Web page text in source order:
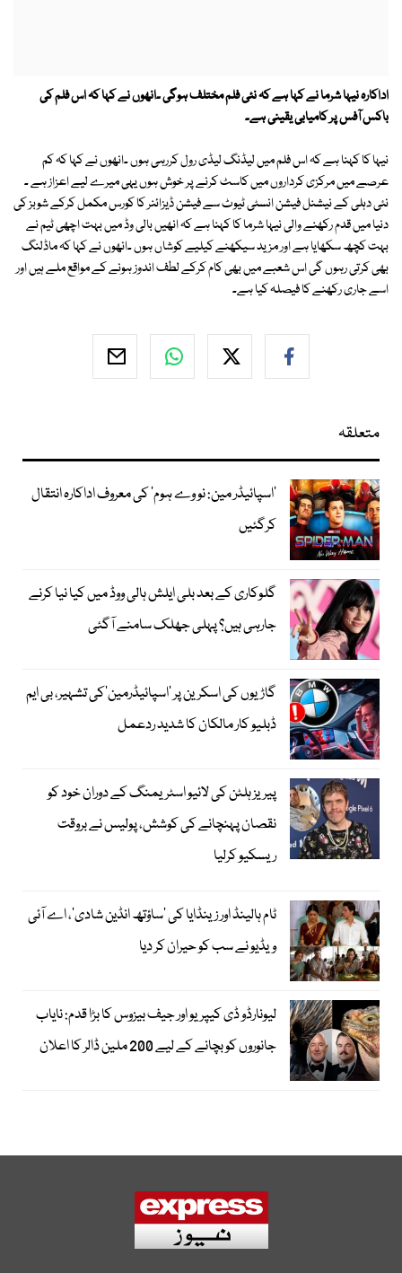
اداکارہ نیہا شرما نے کہا ہے کہ نئی فلم مختلف ہوگی ۔انھوں نے کہا کہ اس فلم کی
باکس آفس پر کامیابی یقینی ہے۔
نیہا کا کہنا ہے کہ اس فلم میں لیڈنگ لیڈی رول کررہی ہوں ۔انھوں نے کہا کہ کم
عرصے میں مرکزی کرداروں میں کاسٹ کرنے پر خوش ہوں یہی میرے لیے اعزاز ہے ۔
نئی دہلی کے نیشنل فیشن انسٹی ٹیوٹ سے فیشن ڈیزائنر کا کورس مکمل کرکے شوبز کی
دنیا میں قدم رکھنے والی نیہا شرما کا کہنا ہے کہ انھیں بالی وڈ میں بہت اچھی ٹیم نے
بہت کچھ سکھایا ہے اور مزید سیکھنے کیلیے کوشاں ہوں ۔انھوں نے کہا کہ ماڈلنگ
بھی کرتی رہوں گی اس شعبے میں بھی کام کرکے لطف اندوز ہونے کے مواقع ملے ہیں اور
اسے جاری رکھنے کا فیصلہ کیا ہے۔
متعلقہ
’اسپائیڈر مین: نو وے ہوم‘ کی معروف اداکارہ انتقال
کرگئیں
گلوکاری کے بعد بلی ایلش ہالی ووڈ میں کیا نیا کرنے
جارہی ہیں؟ پہلی جھلک سامنے آگئی
گاڑیوں کی اسکرین پر ’اسپائیڈرمین‘کی تشہیر، بی ایم
ڈبلیو کار مالکان کا شدید ردعمل
پیریز ہلٹن کی لائیو اسٹریمنگ کے دوران خود کو
نقصان پہنچانے کی کوشش، پولیس نے بروقت
ریسکیو کرلیا
ٹام ہالینڈ اور زینڈایا کی ’ساؤتھ انڈین شادی‘، اے آئی
ویڈیو نے سب کو حیران کر دیا
لیونارڈو ڈی کیپریو اور جیف بیزوس کا بڑا قدم: نایاب
جانوروں کو بچانے کے لیے 200 ملین ڈالر کا اعلان